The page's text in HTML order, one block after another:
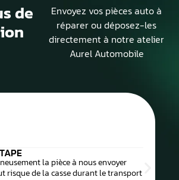
de
Envoyez vos pièces auto à
réparer ou déposez-les
directement à notre atelier
Aurel Automobile
la pièce à nous envoyer
risque de la casse durant le transport